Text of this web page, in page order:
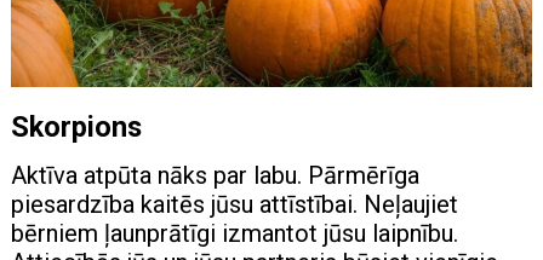
Skorpions
Aktīva atpūta nāks par labu. Pārmērīga
piesardzība kaitēs jūsu attīstībai. Neļaujiet
bērniem ļaunprātīgi izmantot jūsu laipnību.